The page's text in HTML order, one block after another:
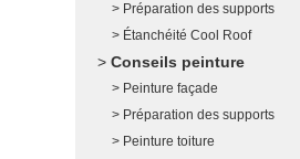
Préparation des supports
Étanchéité Cool Roof
Conseils peinture
Peinture façade
Préparation des supports
Peinture toiture